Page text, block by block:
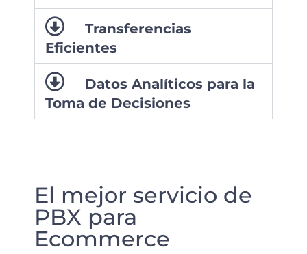
Transferencias
Eficientes
Datos Analíticos para la
Toma de Decisiones
El mejor servicio de
PBX para
Ecommerce